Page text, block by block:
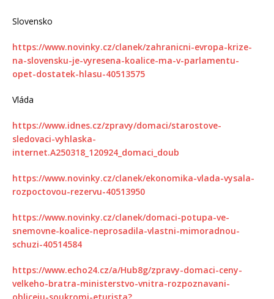
Slovensko
https://www.novinky.cz/clanek/zahranicni-evropa-krize-
na-slovensku-je-vyresena-koalice-ma-v-parlamentu-
opet-dostatek-hlasu-40513575
Vláda
https://www.idnes.cz/zpravy/domaci/starostove-
sledovaci-vyhlaska-
internet.A250318_120924_domaci_doub
https://www.novinky.cz/clanek/ekonomika-vlada-vysala-
rozpoctovou-rezervu-40513950
https://www.novinky.cz/clanek/domaci-potupa-ve-
snemovne-koalice-neprosadila-vlastni-mimoradnou-
schuzi-40514584
https://www.echo24.cz/a/Hub8g/zpravy-domaci-ceny-
velkeho-bratra-ministerstvo-vnitra-rozpoznavani-
obliceju-soukromi-eturista?